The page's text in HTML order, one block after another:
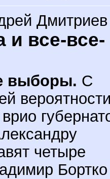
Дмитриев
все-все-
выборы. С
четыре
Бортко